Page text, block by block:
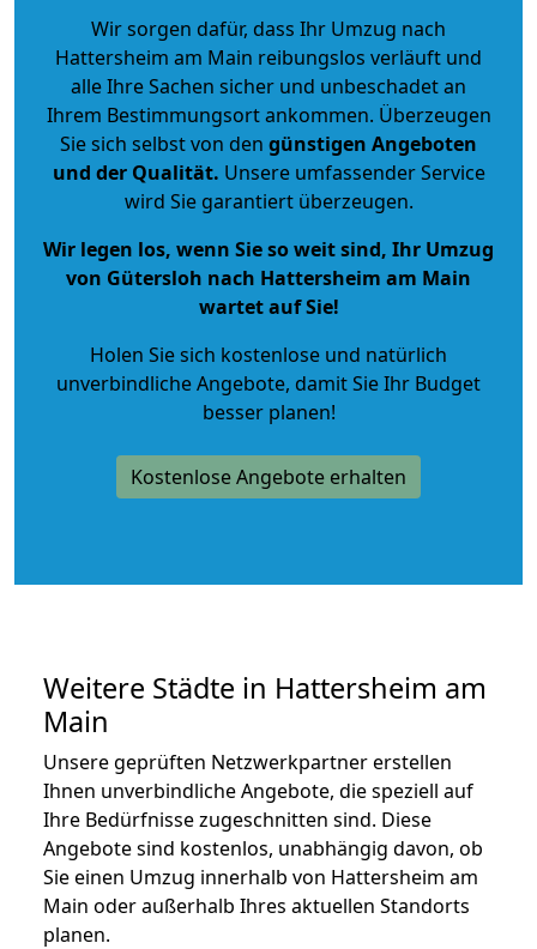
Wir sorgen dafür, dass Ihr Umzug nach
Hattersheim am Main reibungslos verläuft und
alle Ihre Sachen sicher und unbeschadet an
Ihrem Bestimmungsort ankommen. Überzeugen
Sie sich selbst von den günstigen Angeboten
und der Qualität. Unsere umfassender Service
wird Sie garantiert überzeugen.
Wir legen los, wenn Sie so weit sind, Ihr Umzug
von Gütersloh nach Hattersheim am Main
wartet auf Sie!
Holen Sie sich kostenlose und natürlich
unverbindliche Angebote, damit Sie Ihr Budget
besser planen!
Kostenlose Angebote erhalten
Weitere Städte in Hattersheim am
Main
Unsere geprüften Netzwerkpartner erstellen
Ihnen unverbindliche Angebote, die speziell auf
Ihre Bedürfnisse zugeschnitten sind. Diese
Angebote sind kostenlos, unabhängig davon, ob
Sie einen Umzug innerhalb von Hattersheim am
Main oder außerhalb Ihres aktuellen Standorts
planen.